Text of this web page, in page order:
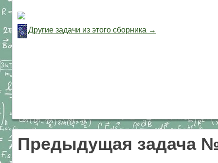
Другие задачи из этого сборника →
Предыдущая задача